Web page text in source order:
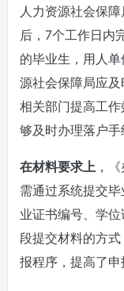
人力资源社会保
后，7个工作日内
的毕业生，用人
源社会保障局应
相关部门提高工
够及时办理落户手
在材料要求上 ，
需通过系统提交
业证书编号、学
段提交材料的方
报程序，提高了申